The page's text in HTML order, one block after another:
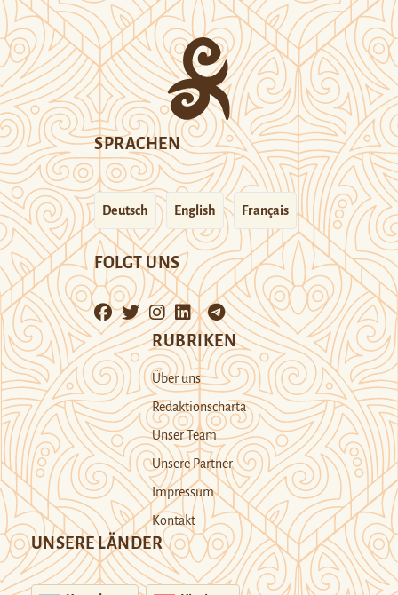
SPRACHEN
Deutsch English Français
FOLGT UNS
RUBRIKEN
Über uns
Redaktionscharta
Unser Team
Unsere Partner
Impressum
Kontakt
UNSERE LÄNDER